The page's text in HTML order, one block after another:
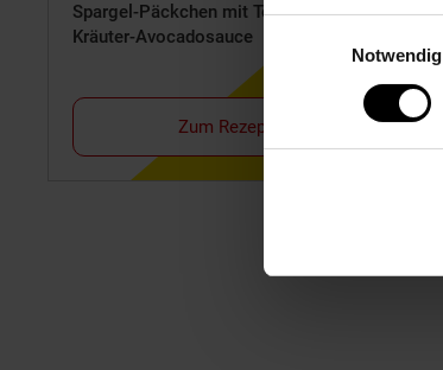
Notwendig
Spargel-Päckchen mit Tomaten und
Kräuter-Avocadosauce
Zum Rezept